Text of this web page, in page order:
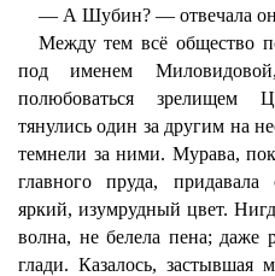
— А Шубин? — отвечала
Между тем всё общество
под именем
полюбоваться зрелищем
тянулись один за другим на
темнели за ними. Мурава,
главного пруда,
яркий, изумрудный цвет.
волна, не белела пена; даже
глади. Казалось, застывшая